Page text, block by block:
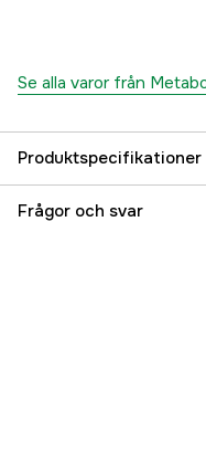
Se alla varor från
Produktspecifikationer
Referensnummer
Frågor och svar